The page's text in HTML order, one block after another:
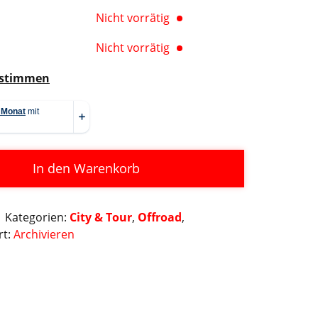
Nicht vorrätig
Nicht vorrätig
In den Warenkorb
Kategorien: City & Tour, Offroad,
Archivieren